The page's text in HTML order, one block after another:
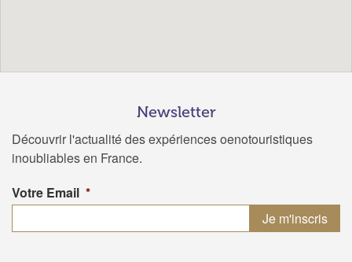
Newsletter
Découvrir l'actualité des expériences oenotouristiques
inoubliables en France.
Votre Email *